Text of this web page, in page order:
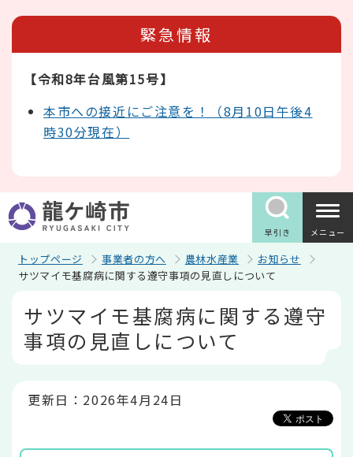
緊急情報
【令和8年台風第15号】
本市への接近にご注意を！（8月10日午後4
時30分現在）
早引き メニュー
トップページ 事業者の方へ 農林水産業
お知らせ
サツマイモ基腐病に関する遵守事項の見直しについて
サツマイモ基腐病に関する遵守
事項の見直しについて
更新日：2026年4月24日